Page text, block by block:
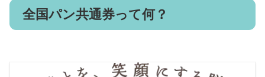
全国パン共通券って何？